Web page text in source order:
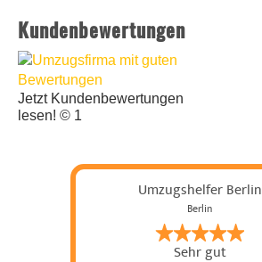
Kundenbewertungen
Jetzt Kundenbewertungen
lesen! © 1
Umzugshelfer Berlin
Berlin
Sehr gut